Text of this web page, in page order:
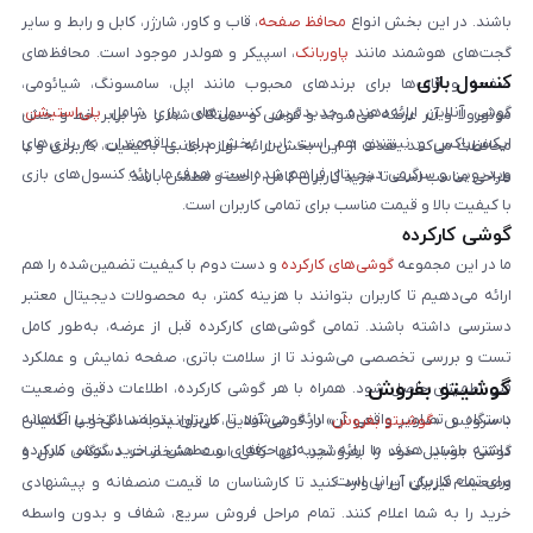
باشند. در این بخش انواع محافظ صفحه، قاب و کاور، شارژر، کابل و رابط و سایر
گجت‌های هوشمند مانند پاوربانک، اسپیکر و هولدر موجود است. محافظ‌های
صفحه و قاب‌ها برای برندهای محبوب مانند اپل، سامسونگ، شیائومی،
موتورولا و آنر عرضه می‌شوند و گوشی و دستگاه شما را در برابر خط و خش
محافظت می‌کنند. هدف از این بخش ارائه لوازم جانبی باکیفیت، کاربردی و با
طراحی مناسب است تا خرید کاربران کامل، راحت و مطمئن باشد.
کنسول بازی
گوشی آنلاین ارائه‌دهنده جدیدترین کنسول‌های بازی شامل پلی‌استیشن،
ایکس‌باکس و نینتندو هم است. این بخش برای علاقه‌مندان به بازی‌های
ویدیویی و سرگرمی دیجیتال فراهم شده است. هدف ما ارائه کنسول‌های بازی
با کیفیت بالا و قیمت مناسب برای تمامی کاربران است.
گوشی کارکرده
ما در این مجموعه گوشی‌های کارکرده و دست دوم با کیفیت تضمین‌شده را هم
ارائه می‌دهیم تا کاربران بتوانند با هزینه کمتر، به محصولات دیجیتال معتبر
دسترسی داشته باشند. تمامی گوشی‌های کارکرده قبل از عرضه، به‌طور کامل
تست و بررسی تخصصی می‌شوند تا از سلامت باتری، صفحه نمایش و عملکرد
فنی اطمینان حاصل شود. همراه با هر گوشی کارکرده، اطلاعات دقیق وضعیت
دستگاه و تصاویر واقعی آن ارائه می‌شود تا کاربران بتوانند انتخابی آگاهانه
داشته باشند. هدف ما ارائه تجربه‌ای حرفه‌ای و مطمئن از خرید گوشی کارکرده
برای تمام کاربران ایرانی است.
گوشیتو بفروش
با سرویس «گوشیتو بفروش» در گوشی آنلاین، می‌توانید به‌سادگی و با اطمینان
گوشی موبایل خود را بفروشید. تنها کافی است مشخصات دستگاه، مدل و
وضعیت فیزیکی آن را وارد کنید تا کارشناسان ما قیمت منصفانه و پیشنهادی
خرید را به شما اعلام کنند. تمام مراحل فروش سریع، شفاف و بدون واسطه